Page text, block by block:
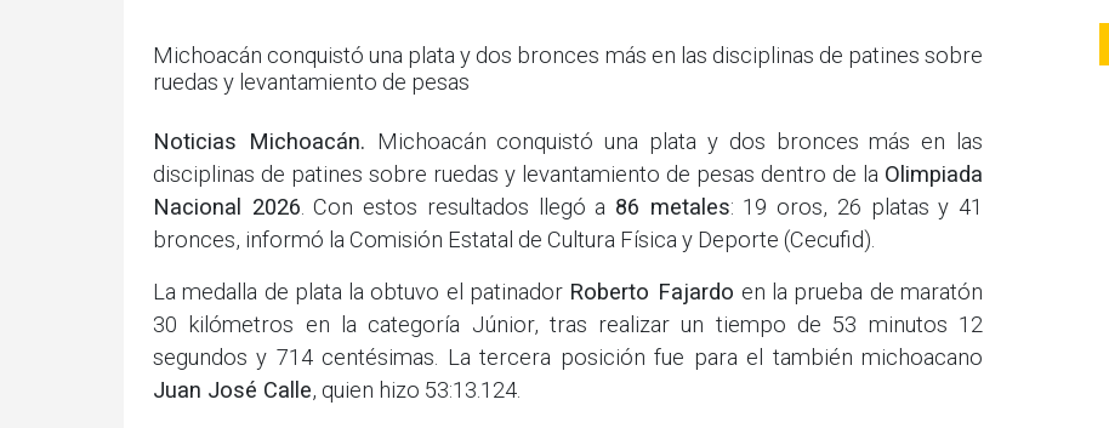
Michoacán conquistó una plata y dos bronces más en las disciplinas de patines sobre
ruedas y levantamiento de pesas
Noticias Michoacán. Michoacán conquistó una plata y dos bronces más en las
disciplinas de patines sobre ruedas y levantamiento de pesas dentro de la Olimpiada
Nacional 2026 . Con estos resultados llegó a 86 metales: 19 oros, 26 platas y 41
bronces, informó la Comisión Estatal de Cultura Física y Deporte (Cecufid).
La medalla de plata la obtuvo el patinador Roberto Fajardo en la prueba de maratón
30 kilómetros en la categoría Júnior, tras realizar un tiempo de 53 minutos 12
segundos y 714 centésimas. La tercera posición fue para el también michoacano
Juan José Calle, quien hizo 53:13.124.